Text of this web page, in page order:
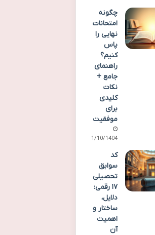
چگونه
امتحانات
نهایی را
پاس
کنیم؟
راهنمای
جامع +
نکات
کلیدی
برای
موفقیت
11/10/1404
کد
سوابق
تحصیلی
۱۷ رقمی:
دلایل،
ساختار و
اهمیت
آن